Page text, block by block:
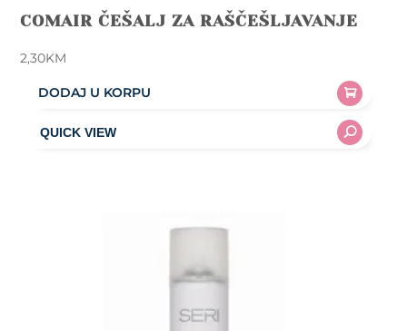
COMAIR ČEŠALJ ZA RAŠČEŠLJAVANJE
2,30KM
DODAJ U KORPU